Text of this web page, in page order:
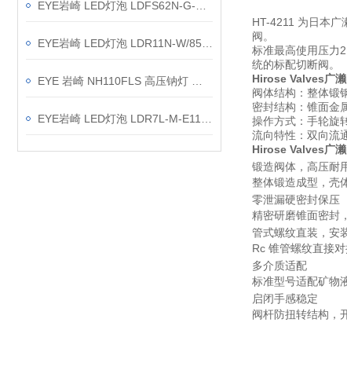
HT-4211 为日本广
阀。
标准最高使用压力
统的标配切断阀。
Hirose Valves广
阀体结构 ：整体锻
密封结构 ：锥面金
操作方式 ：手轮旋
流向特性 ：双向流
Hirose Valves广
锻造阀体，高压耐
整体锻造成型，壳
零泄漏硬密封保压
精密研磨锥面密封
管式螺纹直装，安
Rc 锥管螺纹直接
多介质适配
标准型号适配矿物
启闭手感稳定
阀杆防扭转结构，